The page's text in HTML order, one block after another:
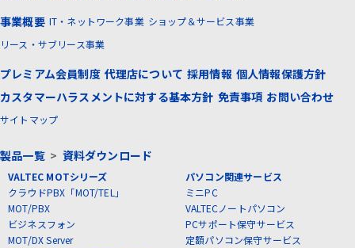
事業概要 IT・ネットワーク事業 ショップ＆サービス事業
リース・サブリース事業
プレミアム会員制度 代理店について 採用情報 個人情報保護方針
カスタマーハラスメントに対する基本方針 免責事項 お問い合わせ
サイトマップ
製品一覧> 資料ダウンロード
VALTEC MOTシリーズ
クラウドPBX「MOT/TEL」
MOT/PBX
ビジネスフォン
MOT/DX Server
パソコン関連サービス
ミニPC
VALTECノートパソコン
PCサポート保守サービス
定額パソコン保守サービス